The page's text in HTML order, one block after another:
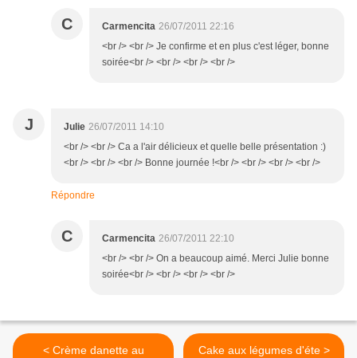
C Carmencita 26/07/2011 22:16
<br /> <br /> Je confirme et en plus c'est léger, bonne
soirée<br /> <br /> <br /> <br />
J Julie 26/07/2011 14:10
<br /> <br /> Ca a l'air délicieux et quelle belle présentation :)
<br /> <br /> <br /> Bonne journée !<br /> <br /> <br /> <br />
Répondre
C Carmencita 26/07/2011 22:10
<br /> <br /> On a beaucoup aimé. Merci Julie bonne
soirée<br /> <br /> <br /> <br />
< Crème danette au
Cake aux légumes d'éte >